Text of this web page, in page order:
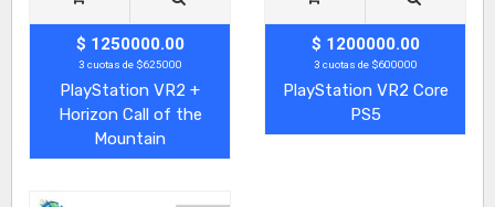
$ 1250000.00
3 cuotas de $625000
PlayStation VR2 +
Horizon Call of the
Mountain
$ 1200000.00
3 cuotas de $600000
PlayStation VR2 Core
PS5